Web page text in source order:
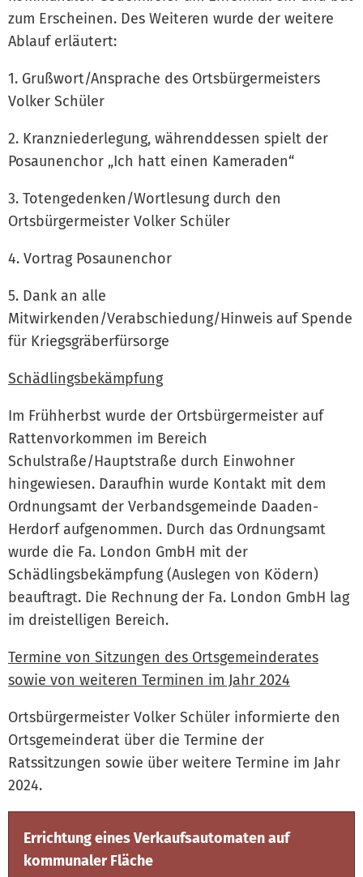
zum Erscheinen. Des Weiteren wurde der weitere
Ablauf erläutert:
1. Grußwort/Ansprache des Ortsbürgermeisters
Volker Schüler
2. Kranzniederlegung, währenddessen spielt der
Posaunenchor „Ich hatt einen Kameraden“
3. Totengedenken/Wortlesung durch den
Ortsbürgermeister Volker Schüler
4. Vortrag Posaunenchor
5. Dank an alle
Mitwirkenden/Verabschiedung/Hinweis auf Spende
für Kriegsgräberfürsorge
Schädlingsbekämpfung
Im Frühherbst wurde der Ortsbürgermeister auf
Rattenvorkommen im Bereich
Schulstraße/Hauptstraße durch Einwohner
hingewiesen. Daraufhin wurde Kontakt mit dem
Ordnungsamt der Verbandsgemeinde Daaden-
Herdorf aufgenommen. Durch das Ordnungsamt
wurde die Fa. London GmbH mit der
Schädlingsbekämpfung (Auslegen von Ködern)
beauftragt. Die Rechnung der Fa. London GmbH lag
im dreistelligen Bereich.
Termine von Sitzungen des Ortsgemeinderates
sowie von weiteren Terminen im Jahr 2024
Ortsbürgermeister Volker Schüler informierte den
Ortsgemeinderat über die Termine der
Ratssitzungen sowie über weitere Termine im Jahr
2024.
Errichtung eines Verkaufsautomaten auf
kommunaler Fläche